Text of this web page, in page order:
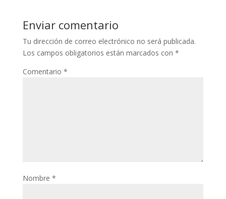
Enviar comentario
Tu dirección de correo electrónico no será publicada.
Los campos obligatorios están marcados con *
Comentario *
Nombre *